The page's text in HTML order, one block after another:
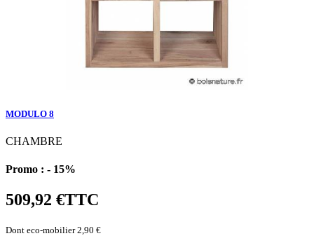
MODULO 8
CHAMBRE
Promo : - 15%
509,92 €TTC
Dont eco-mobilier 2,90 €